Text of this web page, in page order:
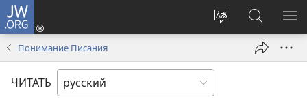
JW.ORG
Изменить
Войти
(открывается
окне)
Поиск
по
jw.org
Понимание Писания
ЧИТАТЬ